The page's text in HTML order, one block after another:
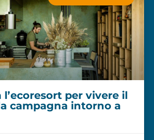
l’ecoresort per vivere il
campagna intorno a